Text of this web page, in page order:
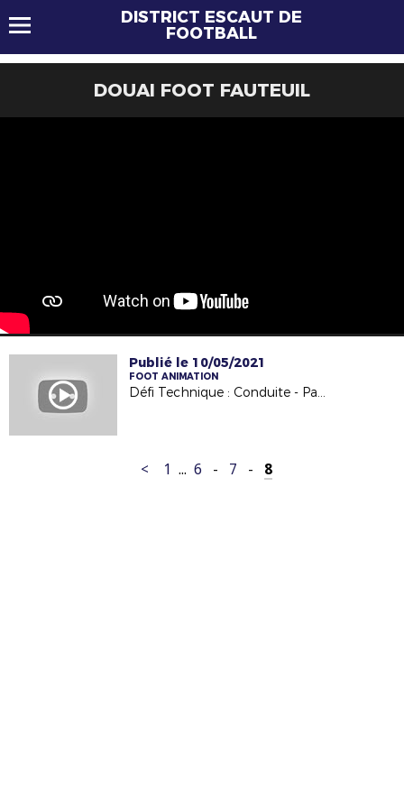
DISTRICT ESCAUT DE
FOOTBALL
DOUAI FOOT FAUTEUIL
Publié le 10/05/2021
FOOT ANIMATION
Défi Technique : Conduite - Passe - Tir
< 1 ... 6 - 7 - 8